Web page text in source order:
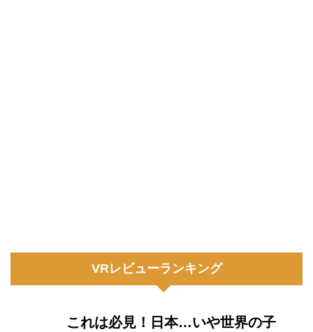
VRレビューランキング
これは必見！日本…いや世界の子